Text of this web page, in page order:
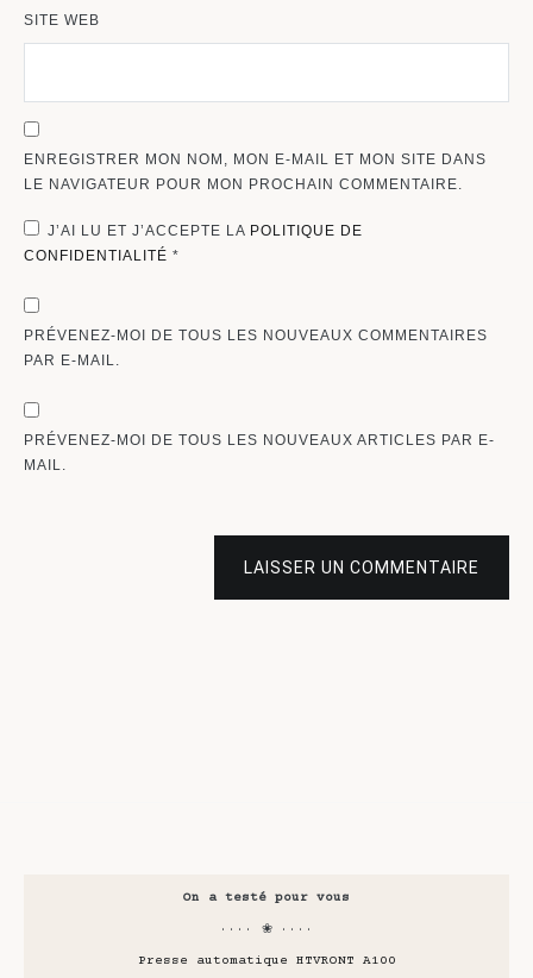
SITE WEB
ENREGISTRER MON NOM, MON E-MAIL ET MON SITE DANS
LE NAVIGATEUR POUR MON PROCHAIN COMMENTAIRE.
J’AI LU ET J’ACCEPTE LA POLITIQUE DE
CONFIDENTIALITÉ *
PRÉVENEZ-MOI DE TOUS LES NOUVEAUX COMMENTAIRES
PAR E-MAIL.
PRÉVENEZ-MOI DE TOUS LES NOUVEAUX ARTICLES PAR E-
MAIL.
LAISSER UN COMMENTAIRE
On a testé pour vous
···· ❀ ····
Presse automatique HTVRONT A100